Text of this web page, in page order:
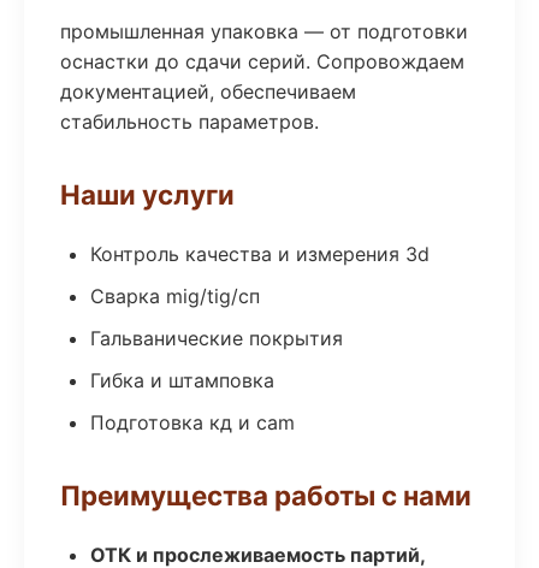
промышленная упаковка — от подготовки
оснастки до сдачи серий. Сопровождаем
документацией, обеспечиваем
стабильность параметров.
Наши услуги
Контроль качества и измерения 3d
Сварка mig/tig/сп
Гальванические покрытия
Гибка и штамповка
Подготовка кд и cam
Преимущества работы с нами
ОТК и прослеживаемость партий,